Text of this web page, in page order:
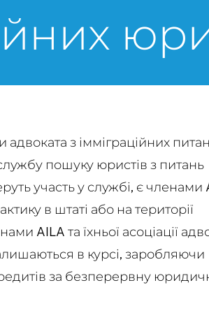
з імміграційних
пошуку юристів з питань
участь у службі, є членами
в штаті або на території
AILA та їхньої асоціації
в курсі, заробляючи
за безперервну